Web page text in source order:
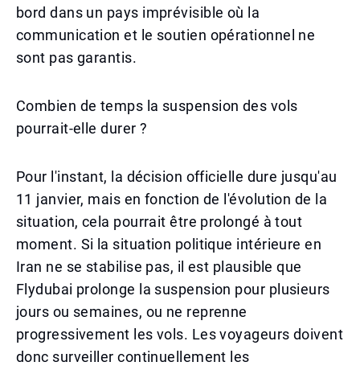
bord dans un pays imprévisible où la
communication et le soutien opérationnel ne
sont pas garantis.
Combien de temps la suspension des vols
pourrait-elle durer ?
Pour l'instant, la décision officielle dure jusqu'au
11 janvier, mais en fonction de l'évolution de la
situation, cela pourrait être prolongé à tout
moment. Si la situation politique intérieure en
Iran ne se stabilise pas, il est plausible que
Flydubai prolonge la suspension pour plusieurs
jours ou semaines, ou ne reprenne
progressivement les vols. Les voyageurs doivent
donc surveiller continuellement les